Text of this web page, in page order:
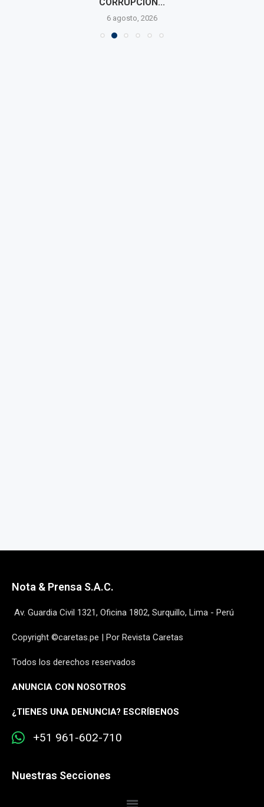
6 agosto, 2026
Nota & Prensa S.A.C.
Av. Guardia Civil 1321, Oficina 1802, Surquillo, Lima - Perú
Copyright ©caretas.pe | Por Revista Caretas
Todos los derechos reservados
ANUNCIA CON NOSOTROS
¿TIENES UNA DENUNCIA? ESCRÍBENOS
+51 961-602-710
Nuestras Secciones